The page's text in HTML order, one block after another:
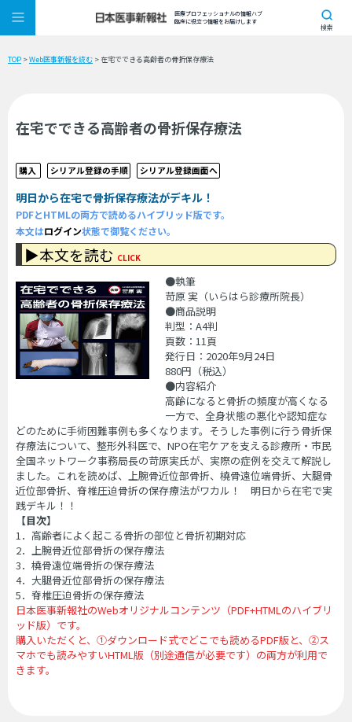
医療プロフェッショナルの情報ハブ
臨床に役立つ情報をお届けします
検索
TOP >Web医事新報を読む > 在宅でできる高齢者の骨折保存療法
在宅でできる高齢者の骨折保存療法
購入 シリアル登録の手順 シリアル登録画面へ
明日から在宅で骨折保存療法がデキル！
PDFとHTMLの両方で読めるハイブリッド版です。
本文はログイン状態で御覧ください。
▶本文を読む CLICK
●執筆
苛原 実（いらはら診療所院長）
●商品説明
判型：A4判
頁数：11頁
発行日：2020年9月24日
880円（税込）
●内容紹介
高齢になると骨折の頻度が高くなる
一方で、全身状態の悪化や認知症な
どのために手術困難事例も多くなります。そうした事例に行う骨折保
存療法について、整形外科医で、NPO在宅ケアを支える診療所・市民
全国ネットワーク事務局長の苛原実氏が、実際の症例を交えて解説し
ました。これを読めば、上腕骨近位部骨折、橈骨遠位端骨折、大腿骨
近位部骨折、脊椎圧迫骨折の保存療法がワカル！ 明日から在宅で実
践デキル！！
【目次】
1．高齢者によく起こる骨折の部位と骨折初期対応
2．上腕骨近位部骨折の保存療法
3．橈骨遠位端骨折の保存療法
4．大腿骨近位部骨折の保存療法
5．脊椎圧迫骨折の保存療法
日本医事新報社のWebオリジナルコンテンツ（PDF+HTMLのハイブリ
ッド版）です。
購入いただくと、①ダウンロード式でどこでも読めるPDF版と、②ス
マホでも読みやすいHTML版（別途通信が必要です）の両方が利用で
きます。